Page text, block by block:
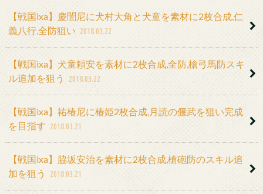
【戦国ixa】慶誾尼に犬村大角と犬童を素材に2枚合成,仁
義八行,全防狙い 2018.03.22
【戦国ixa】犬童頼安を素材に2枚合成,全防,槍弓馬防スキ
ル追加を狙う
2018.03.22
【戦国ixa】祐椿尼に椿姫2枚合成,月読の偃武を狙い完成
を目指す 2018.03.21
【戦国ixa】脇坂安治を素材に2枚合成,槍砲防のスキル追
加を狙う
2018.03.21